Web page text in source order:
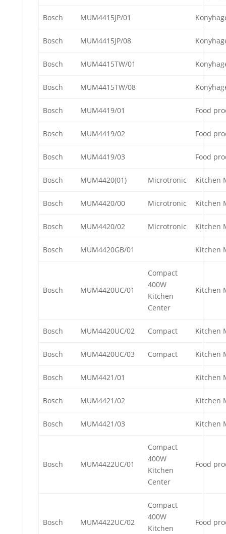
Bosch MUM4415JP/01
Bosch MUM4415JP/08
Bosch MUM4415TW/01
Bosch MUM4415TW/08
Bosch MUM4419/01 Food
Bosch MUM4419/02 Food
Bosch MUM4419/03 Food
Bosch MUM4420(01) Microtronic Kitchen
Bosch MUM4420/00 Microtronic Kitchen
Bosch MUM4420/02 Microtronic Kitchen
Bosch MUM4420GB/01 Kitchen
Bosch MUM4420UC/01
Compact
400W
Kitchen
Center
Kitchen
Bosch MUM4420UC/02 Compact Kitchen
Bosch MUM4420UC/03 Compact Kitchen
Bosch MUM4421/01 Kitchen
Bosch MUM4421/02 Kitchen
Bosch MUM4421/03 Kitchen
Bosch MUM4422UC/01
Compact
400W
Kitchen
Center
Food
Bosch MUM4422UC/02
Compact
400W
Kitchen
Food